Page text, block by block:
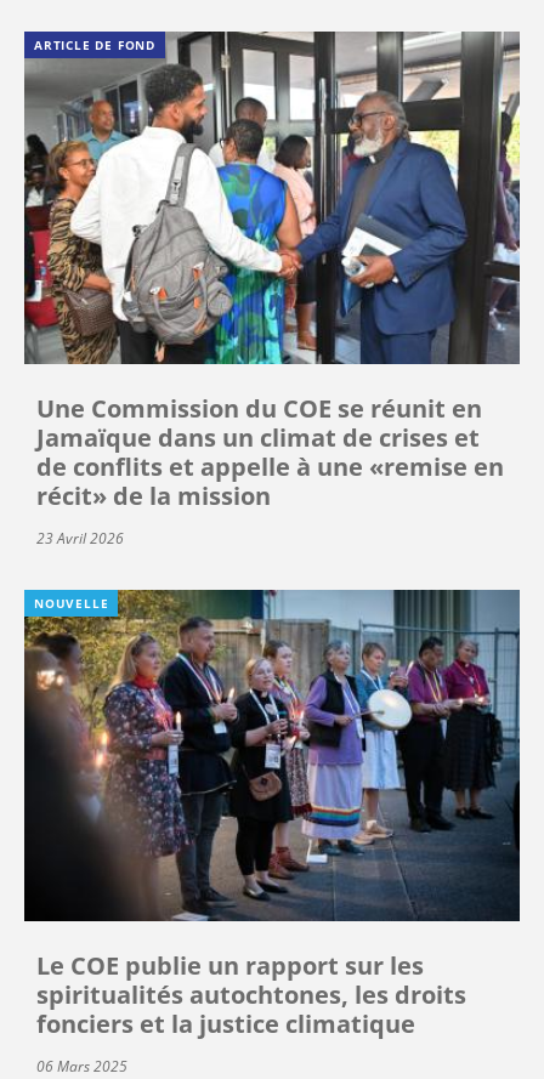
ARTICLE DE FOND
Une Commission du COE se réunit en
Jamaïque dans un climat de crises et
de conflits et appelle à une «remise en
récit» de la mission
23 Avril 2026
NOUVELLE
Le COE publie un rapport sur les
spiritualités autochtones, les droits
fonciers et la justice climatique
06 Mars 2025